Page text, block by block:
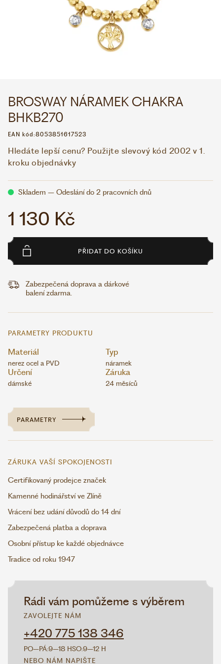
WHATSAPP VIBER
VOLEJTE 9:00–18:00+420 775 138 346
Rádi vám pomůžeme s výběrem
ZAVOLEJTE NÁM
+420 775 138 346
PO–PÁ:9–18 HSO:9–12 H
NEBO NÁM NAPIŠTE
BROSWAY NÁRAMEK CHAKRA
BHKB270
EAN kód:8053851617523
Hledáte lepší cenu? Použijte slevový kód 2002 v 1.
kroku objednávky
Skladem – Odeslání do 2 pracovních dnů
1 130 Kč
PŘIDAT DO KOŠÍKU
Zabezpečená doprava a dárkové
balení zdarma.
PARAMETRY PRODUKTU
Materiál
nerez ocel a PVD
Typ
náramek
Určení
dámské
Záruka
24 měsíců
PARAMETRY
ZÁRUKA VAŠÍ SPOKOJENOSTI
Certifikovaný prodejce značek
Kamenné hodinářství ve Zlíně
Vrácení bez udání důvodů do 14 dní
Zabezpečená platba a doprava
Osobní přístup ke každé objednávce
Tradice od roku 1947